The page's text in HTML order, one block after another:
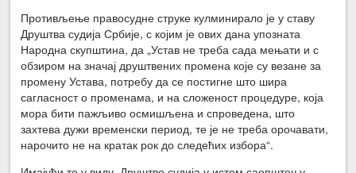
Противљење правосудне струке кулминирало је у ставу
Друштва судија Србије, с којим је ових дана упозната
Народна скупштина, да „Устав не треба сада мењати и с
обзиром на значај друштвених промена које су везане за
промену Устава, потребу да се постигне што шира
сагласност о променама, и на сложеност процедуре, која
мора бити пажљиво осмишљена и спроведена, што
захтева дужи временски период, те је не треба орочавати,
нарочито не на кратак рок до следећих избора“.